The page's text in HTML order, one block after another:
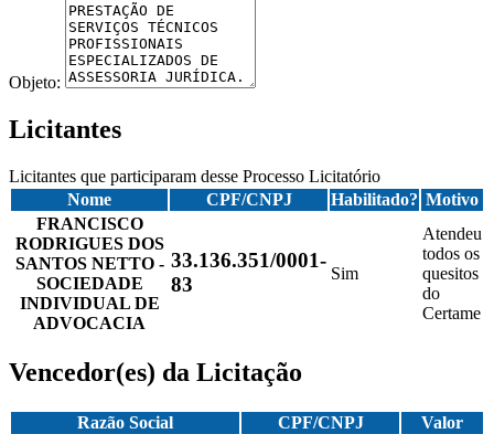
Objeto:
Licitantes
Licitantes que participaram desse Processo Licitatório
Nome
CPF/CNPJ Habilitado? Motivo
FRANCISCO
RODRIGUES DOS
SANTOS NETTO -
SOCIEDADE
INDIVIDUAL DE
ADVOCACIA
33.136.351/0001-
83
Sim
Atendeu
todos os
quesitos
do
Certame
Vencedor(es) da Licitação
Razão Social CPF/CNPJ
Valor